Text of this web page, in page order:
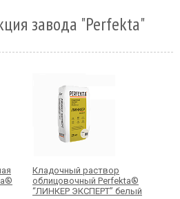
завода "Perfekta"
Кладочный раствор
облицовочный Perfekta®
“ЛИНКЕР ЭКСПЕРТ” белый